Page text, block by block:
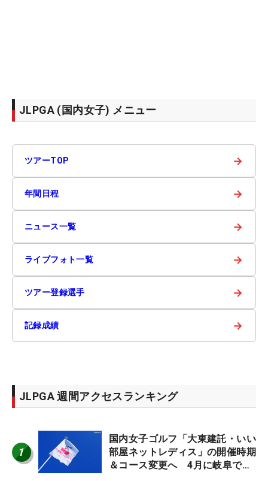
JLPGA (国内女子) メニュー
ツアーTOP →
年間日程 →
ニュース一覧 →
ライブフォト一覧 →
ツアー登録選手 →
記録成績 →
JLPGA 週間アクセスランキング
1
国内女子ゴルフ「大東建託・いい
部屋ネットレディス」の開催時期
＆コース変更へ 4月に岐阜で開